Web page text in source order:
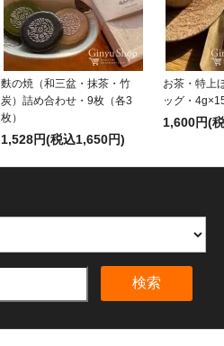
麩の焼（和三盆・抹茶・竹
炭）詰め合わせ・9枚（各3
枚）
1,528円(税込1,650円)
お茶・特上
ッグ・
1,600円(
検索